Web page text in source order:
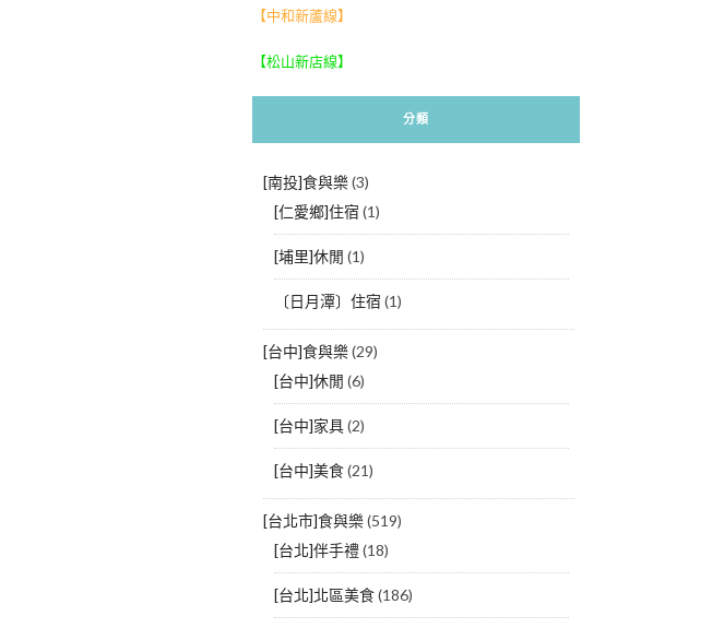
【中和新蘆線】
【松山新店線】
分類
[南投]食與樂(3)
[仁愛鄉]住宿 (1)
[埔里]休閒 (1)
〔日月潭〕住宿 (1)
[台中]食與樂(29)
[台中]休閒 (6)
[台中]家具(2)
[台中]美食(21)
[台北市]食與樂(519)
[台北]伴手禮(18)
[台北]北區美食(186)